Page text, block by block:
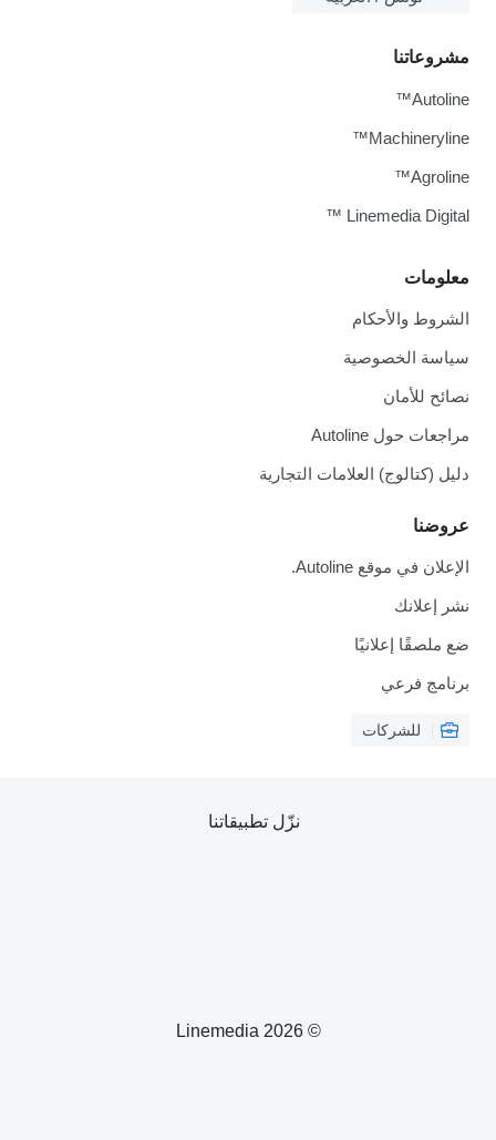
معلومات
الشروط والأحكام
سياسة الخصوصية
نصائح للأمان
مراجعات حول Autoline
دليل (كتالوج) العلامات التجارية
عروضنا
الإعلان في موقع Autoline.
نشر إعلانك
ضع ملصقًا إعلانيًا
برنامج فرعي
للشركات
مشروعاتنا
Autoline™
Machineryline™
Agroline™
Linemedia Digital ™
© 2026 Linemedia
نزّل تطبيقاتنا